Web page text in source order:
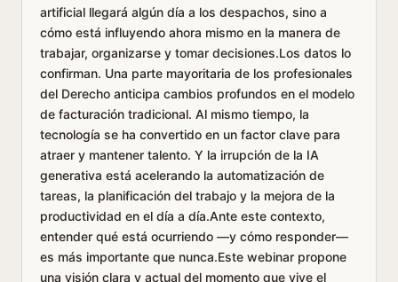
artificial llegará algún día a los despachos, sino a
cómo está influyendo ahora mismo en la manera de
trabajar, organizarse y tomar decisiones.Los datos lo
confirman. Una parte mayoritaria de los profesionales
del Derecho anticipa cambios profundos en el modelo
de facturación tradicional. Al mismo tiempo, la
tecnología se ha convertido en un factor clave para
atraer y mantener talento. Y la irrupción de la IA
generativa está acelerando la automatización de
tareas, la planificación del trabajo y la mejora de la
productividad en el día a día.Ante este contexto,
entender qué está ocurriendo —y cómo responder—
es más importante que nunca.Este webinar propone
una visión clara y actual del momento que vive el